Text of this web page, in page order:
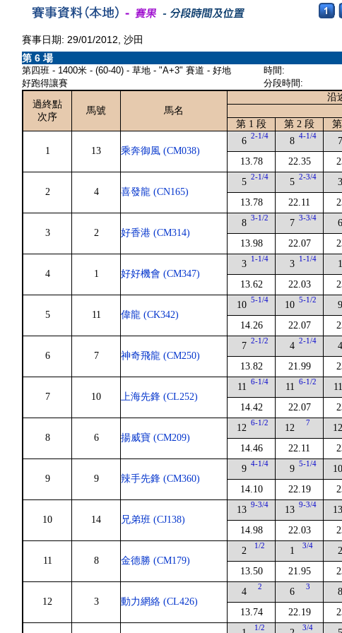
賽事日期: 29/01/2012, 沙田
第 6 場
第四班 - 1400米 - (60-40) - 草地 - "A+3" 賽道 - 好地
好跑得讓賽
時間:
分段時間:
過終點
次序
馬號 馬名
沿
第 1 段
第 2 段
1 13 乘奔御風 (CM038)
6 2-1/4
13.78
8 4-1/4
22.35
7
2 4 喜發龍 (CN165)
5 2-1/4
13.78
5 2-3/4
22.11
3
3 2 好香港 (CM314)
8 3-1/2
13.98
7 3-3/4
22.07
6
4 1 好好機會 (CM347)
3 1-1/4
13.62
3 1-1/4
22.03
1
5 11 偉龍 (CK342)
10 5-1/4
14.26
10 5-1/2
22.07
9
6 7 神奇飛龍 (CM250)
7 2-1/2
13.82
4 2-1/4
21.99
4
7 10 上海先鋒 (CL252)
11 6-1/4
14.42
11 6-1/2
22.07
11
8 6 揚威寶 (CM209)
12 6-1/2
14.46
12 7
22.11
12
9 9 辣手先鋒 (CM360)
9 4-1/4
14.10
9 5-1/4
22.19
10
10 14 兄弟班 (CJ138)
13 9-3/4
14.98
13 9-3/4
22.03
13
11 8 金德勝 (CM179)
2 1/2
13.50
1 3/4
21.95
2
12 3 動力網絡 (CL426)
4 2
13.74
6 3
22.19
8
1/2 3/4